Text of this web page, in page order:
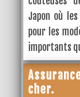
cher.
Japon où
pour les
importants